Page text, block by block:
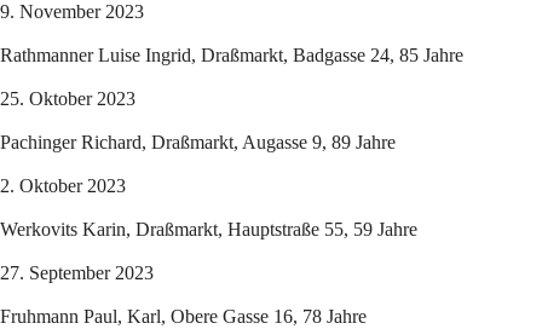
9. November 2023
Rathmanner Luise Ingrid, Draßmarkt, Badgasse 24, 85 Jahre
25. Oktober 2023
Pachinger Richard, Draßmarkt, Augasse 9, 89 Jahre
2. Oktober 2023
Werkovits Karin, Draßmarkt, Hauptstraße 55, 59 Jahre
27. September 2023
Fruhmann Paul, Karl, Obere Gasse 16, 78 Jahre